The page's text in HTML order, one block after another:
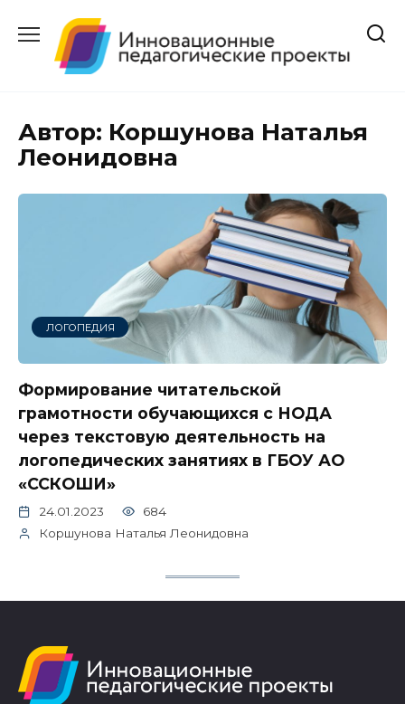
содержанию
Автор: Коршунова Наталья
Леонидовна
ЛОГОПЕДИЯ
Формирование читательской
грамотности обучающихся с НОДА
через текстовую деятельность на
логопедических занятиях в ГБОУ АО
«ССКОШИ»
24.01.2023
684
Коршунова Наталья Леонидовна